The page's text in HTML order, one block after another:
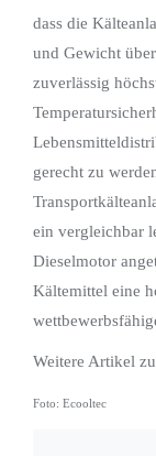
dass die
und Gewicht
zuverlässig
gerecht zu
ein vergleichbar
Dieselmotor
Kältemittel eine
Weitere Artikel
Foto: Ecooltec